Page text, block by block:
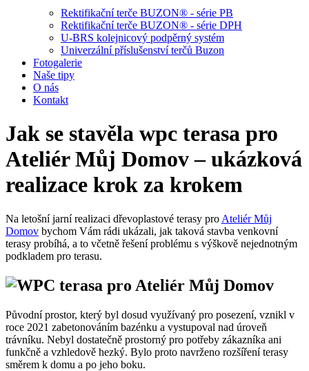
Rektifikační terče BUZON® - série PB
Rektifikační terče BUZON® - série DPH
U-BRS kolejnicový podpěrný systém
Univerzální příslušenství terčů Buzon
Fotogalerie
Naše tipy
O nás
Kontakt
Jak se stavěla wpc terasa pro
Ateliér Můj Domov – ukázková
realizace krok za krokem
Na letošní jarní realizaci dřevoplastové terasy pro Ateliér Můj
Domov bychom Vám rádi ukázali, jak taková stavba venkovní
terasy probíhá, a to včetně řešení problému s výškově nejednotným
podkladem pro terasu.
Původní prostor, který byl dosud využívaný pro posezení, vznikl v
roce 2021 zabetonováním bazénku a vystupoval nad úroveň
trávníku. Nebyl dostatečně prostorný pro potřeby zákazníka ani
funkčně a vzhledově hezký. Bylo proto navrženo rozšíření terasy
směrem k domu a po jeho boku.